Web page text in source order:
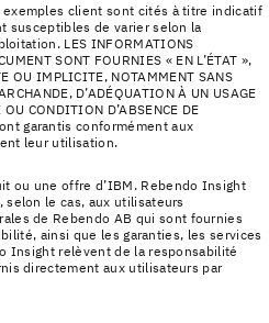
client sont cités à titre indicatif
susceptibles de varier selon la
LES INFORMATIONS
SONT FOURNIES « EN L’ÉTAT »,
OU IMPLICITE, NOTAMMENT SANS
D’ADÉQUATION À UN USAGE
CONDITION D’ABSENCE DE
garantis conformément aux
leur utilisation.
ou une offre d’IBM. Rebendo Insight
le cas, aux utilisateurs
de Rebendo AB qui sont fournies
ainsi que les garanties, les services
Insight relèvent de la responsabilité
directement aux utilisateurs par